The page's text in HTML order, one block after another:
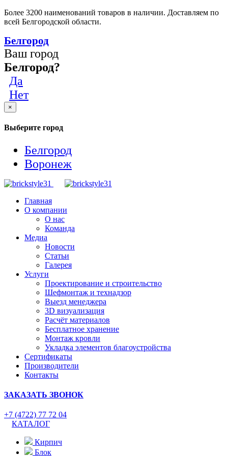
Более 3200 наименований товаров в наличии. Доставляем по
всей Белгородской области.
Белгород
Ваш город
Белгород?
Да
Нет
×
Выберите город
Белгород
Воронеж
Главная
О компании
О нас
Команда
Медиа
Новости
Статьи
Галерея
Услуги
Проектирование и строительство
Шефмонтаж и технадзор
Выезд менеджера
3D визуализация
Расчёт материалов
Бесплатное хранение
Монтаж кровли
Укладка элементов благоустройства
Сертификаты
Производители
Контакты
ЗАКАЗАТЬ ЗВОНОК
+7 (4722) 77 72 04
КАТАЛОГ
Кирпич
Блок